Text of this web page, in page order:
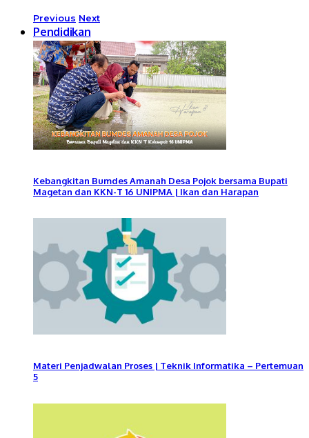
Previous Next
Pendidikan
Kebangkitan Bumdes Amanah Desa Pojok bersama Bupati
Magetan dan KKN-T 16 UNIPMA | Ikan dan Harapan
Materi Penjadwalan Proses | Teknik Informatika – Pertemuan
5